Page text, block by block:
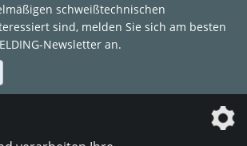
schweißtechnischen
sind, melden Sie sich am besten
Newsletter an.
GmbH ist ein Unternehmen der